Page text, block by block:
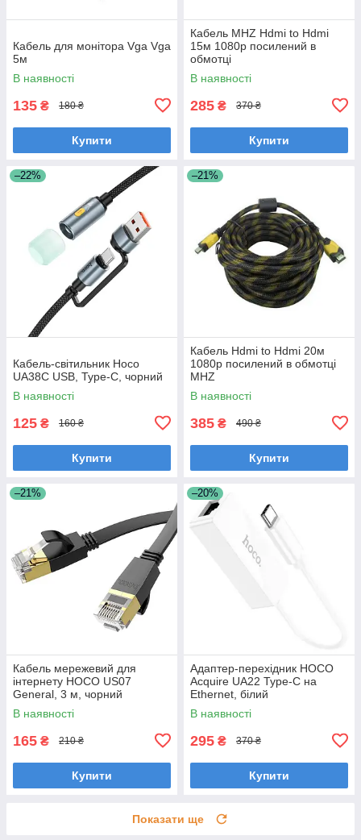
Кабель для монітора Vga Vga
5м
В наявності
135 ₴ 180 ₴
Купити
Кабель MHZ Hdmi to Hdmi
15м 1080p посилений в
обмотці
В наявності
285 ₴ 370 ₴
Купити
–22%
Кабель-світильник Hoco
UA38C USB, Type-C, чорний
В наявності
125 ₴ 160 ₴
Купити
–21%
Кабель Hdmi to Hdmi 20м
1080p посилений в обмотці
MHZ
В наявності
385 ₴ 490 ₴
Купити
–21%
Кабель мережевий для
інтернету HOCO US07
General, 3 м, чорний
В наявності
165 ₴ 210 ₴
Купити
–20%
Адаптер-перехідник HOCO
Acquire UA22 Type-C на
Ethernet, білий
В наявності
295 ₴ 370 ₴
Купити
Показати ще